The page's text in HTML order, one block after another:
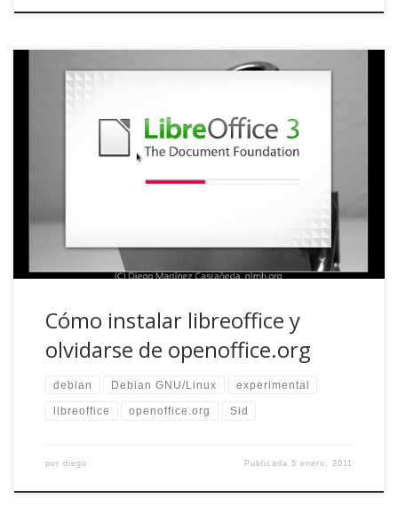
Soy muy dado a desinstalar programas o aplicaciones que,
por los más variopintos pensamientos, me hayan
ofendido en una u otra manera. Así pasó cuando se
después que sólo trataban de aumentar el precio de venta
Cómo instalar libreoffice y
olvidarse de openoffice.org
debian Debian GNU/Linux experimental
libreoffice openoffice.org Sid
por diego Publicada5 enero, 2011